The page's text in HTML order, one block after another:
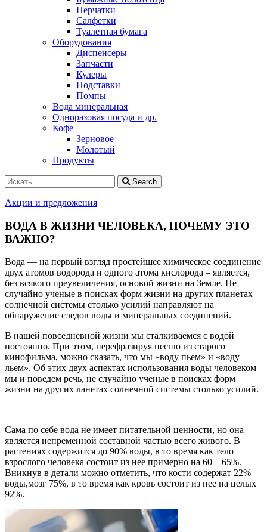
Перчатки
Салфетки
Туалетная бумага
Оборудования
Диспенсеры
Запчасти
Кулеры
Подставки
Помпы
Вода минеральная
Одноразовая посуда и др.
Кофе
Зерновое
Молотый
Продукты
Search
Акции и предложения
ВОДА В ЖИЗНИ ЧЕЛОВЕКА, ПОЧЕМУ ЭТО
ВАЖНО?
Вода — на первый взгляд простейшее химическое соединение
двух атомов водорода и одного атома кислорода – является,
без всякого преувеличения, основой жизни на Земле. Не
случайно ученые в поисках форм жизни на других планетах
солнечной системы столько усилий направляют на
обнаружение следов воды и минеральных соединений.
В нашей повседневной жизни мы сталкиваемся с водой
постоянно. При этом, перефразируя песню из старого
кинофильма, можно сказать, что мы «воду пьем» и «воду
льем». Об этих двух аспектах использования воды человеком
мы и поведем речь, не случайно ученые в поисках форм
жизни на других ланетах солнечной системы столько усилий.
Сама по себе вода не имеет питательной ценности, но она
является непременной составной частью всего живого. В
растениях содержится до 90% воды, в то время как тело
взрослого человека состоит из нее примерно на 60 – 65%.
Вникнув в детали можно отметить, что кости содержат 22%
воды,мозг 75%, в то время как кровь состоит из нее на целых
92%.